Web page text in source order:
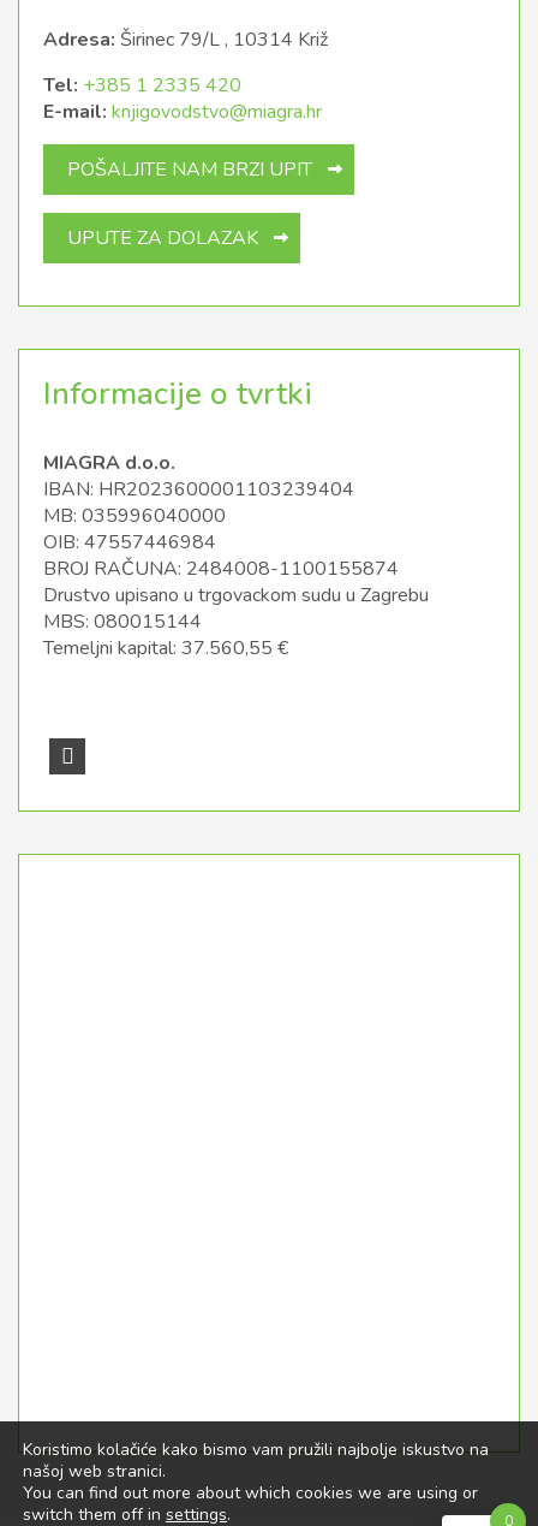
Adresa: Širinec 79/L , 10314 Križ
Tel: +385 1 2335 420
E-mail: knjigovodstvo@miagra.hr
POŠALJITE NAM BRZI UPIT
UPUTE ZA DOLAZAK
Informacije o tvrtki
MIAGRA d.o.o.
IBAN: HR2023600001103239404
MB: 035996040000
OIB: 47557446984
BROJ RAČUNA: 2484008-1100155874
Drustvo upisano u trgovackom sudu u Zagrebu
MBS: 080015144
Temeljni kapital: 37.560,55 €
Koristimo kolačiće kako bismo vam pružili najbolje iskustvo na
našoj web stranici.
You can find out more about which cookies we are using or
switch them off in settings. 0